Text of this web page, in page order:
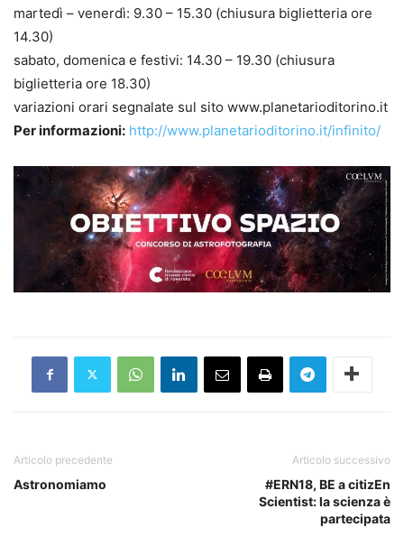
martedì – venerdì: 9.30 – 15.30 (chiusura biglietteria ore
14.30)
sabato, domenica e festivi: 14.30 – 19.30 (chiusura
biglietteria ore 18.30)
variazioni orari segnalate sul sito www.planetarioditorino.it
Per informazioni: http://www.planetarioditorino.it/infinito/
Articolo precedente
Astronomiamo
Articolo successivo
#ERN18, BE a citizEn
Scientist: la scienza è
partecipata